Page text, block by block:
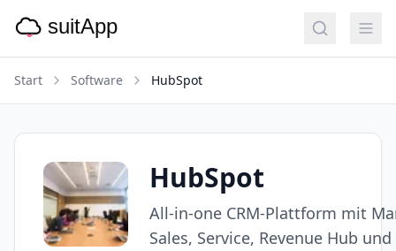
Start Software HubSpot
HubSpot
All-in-one CRM-Plattform mit
Sales, Service, Revenue Hub